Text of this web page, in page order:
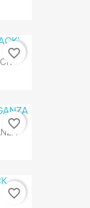
favorite_border
favorite_border
favorite_border